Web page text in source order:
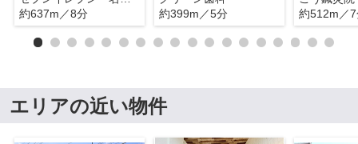
約637m／8分
約399m／5分
約512m／
エリアの近い物件